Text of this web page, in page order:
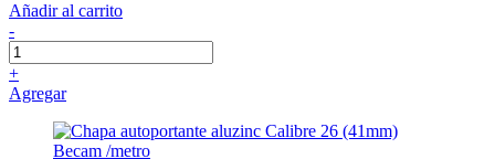
Añadir al carrito
-
+
Agregar